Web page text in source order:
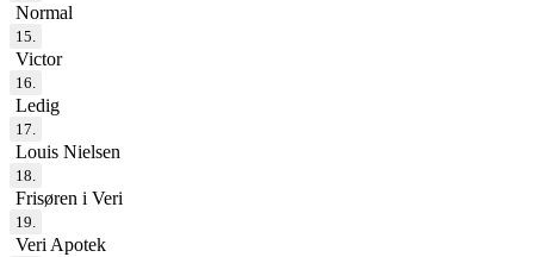
Normal
15.
Victor
16.
Ledig
17.
Louis Nielsen
18.
Frisøren i Veri
19.
Veri Apotek